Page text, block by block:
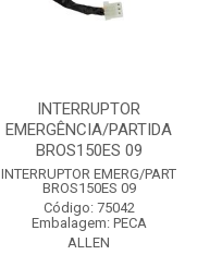
INTERRUPTOR
EMERGÊNCIA/PARTIDA
BROS150ES 09
INTERRUPTOR EMERG/PART
BROS150ES 09
Código: 75042
Embalagem: PECA
ALLEN